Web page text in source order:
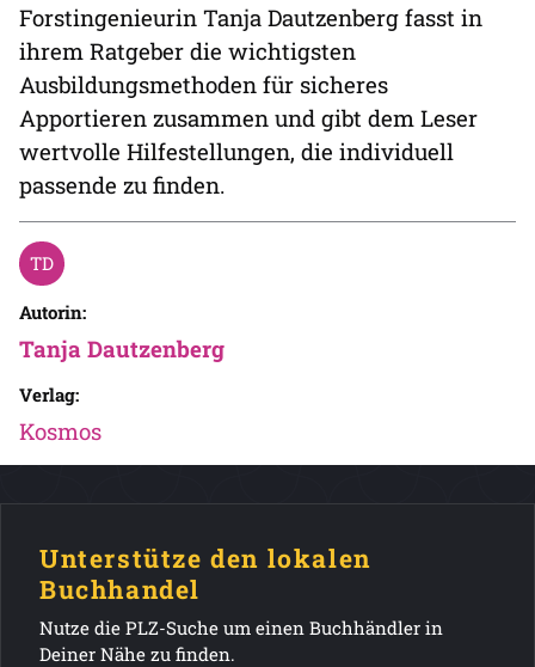
Forstingenieurin Tanja Dautzenberg fasst in
ihrem Ratgeber die wichtigsten
Ausbildungsmethoden für sicheres
Apportieren zusammen und gibt dem Leser
wertvolle Hilfestellungen, die individuell
passende zu finden.
Autorin:
Tanja Dautzenberg
Verlag:
Kosmos
Unterstütze den lokalen
Buchhandel
Nutze die PLZ-Suche um einen Buchhändler in
Deiner Nähe zu finden.